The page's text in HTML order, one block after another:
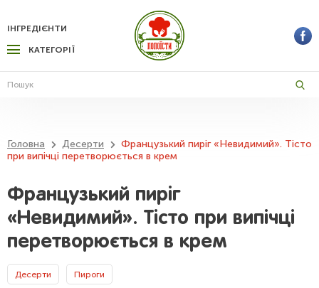
КАТЕГОРІЇ
ІНГРЕДІЄНТИ
Головна Десерти
Французький пиріг «Невидимий». Тісто
при випічці перетворюється в крем
Французький пиріг
«Невидимий». Тісто при випічці
перетворюється в крем
Десерти Пироги